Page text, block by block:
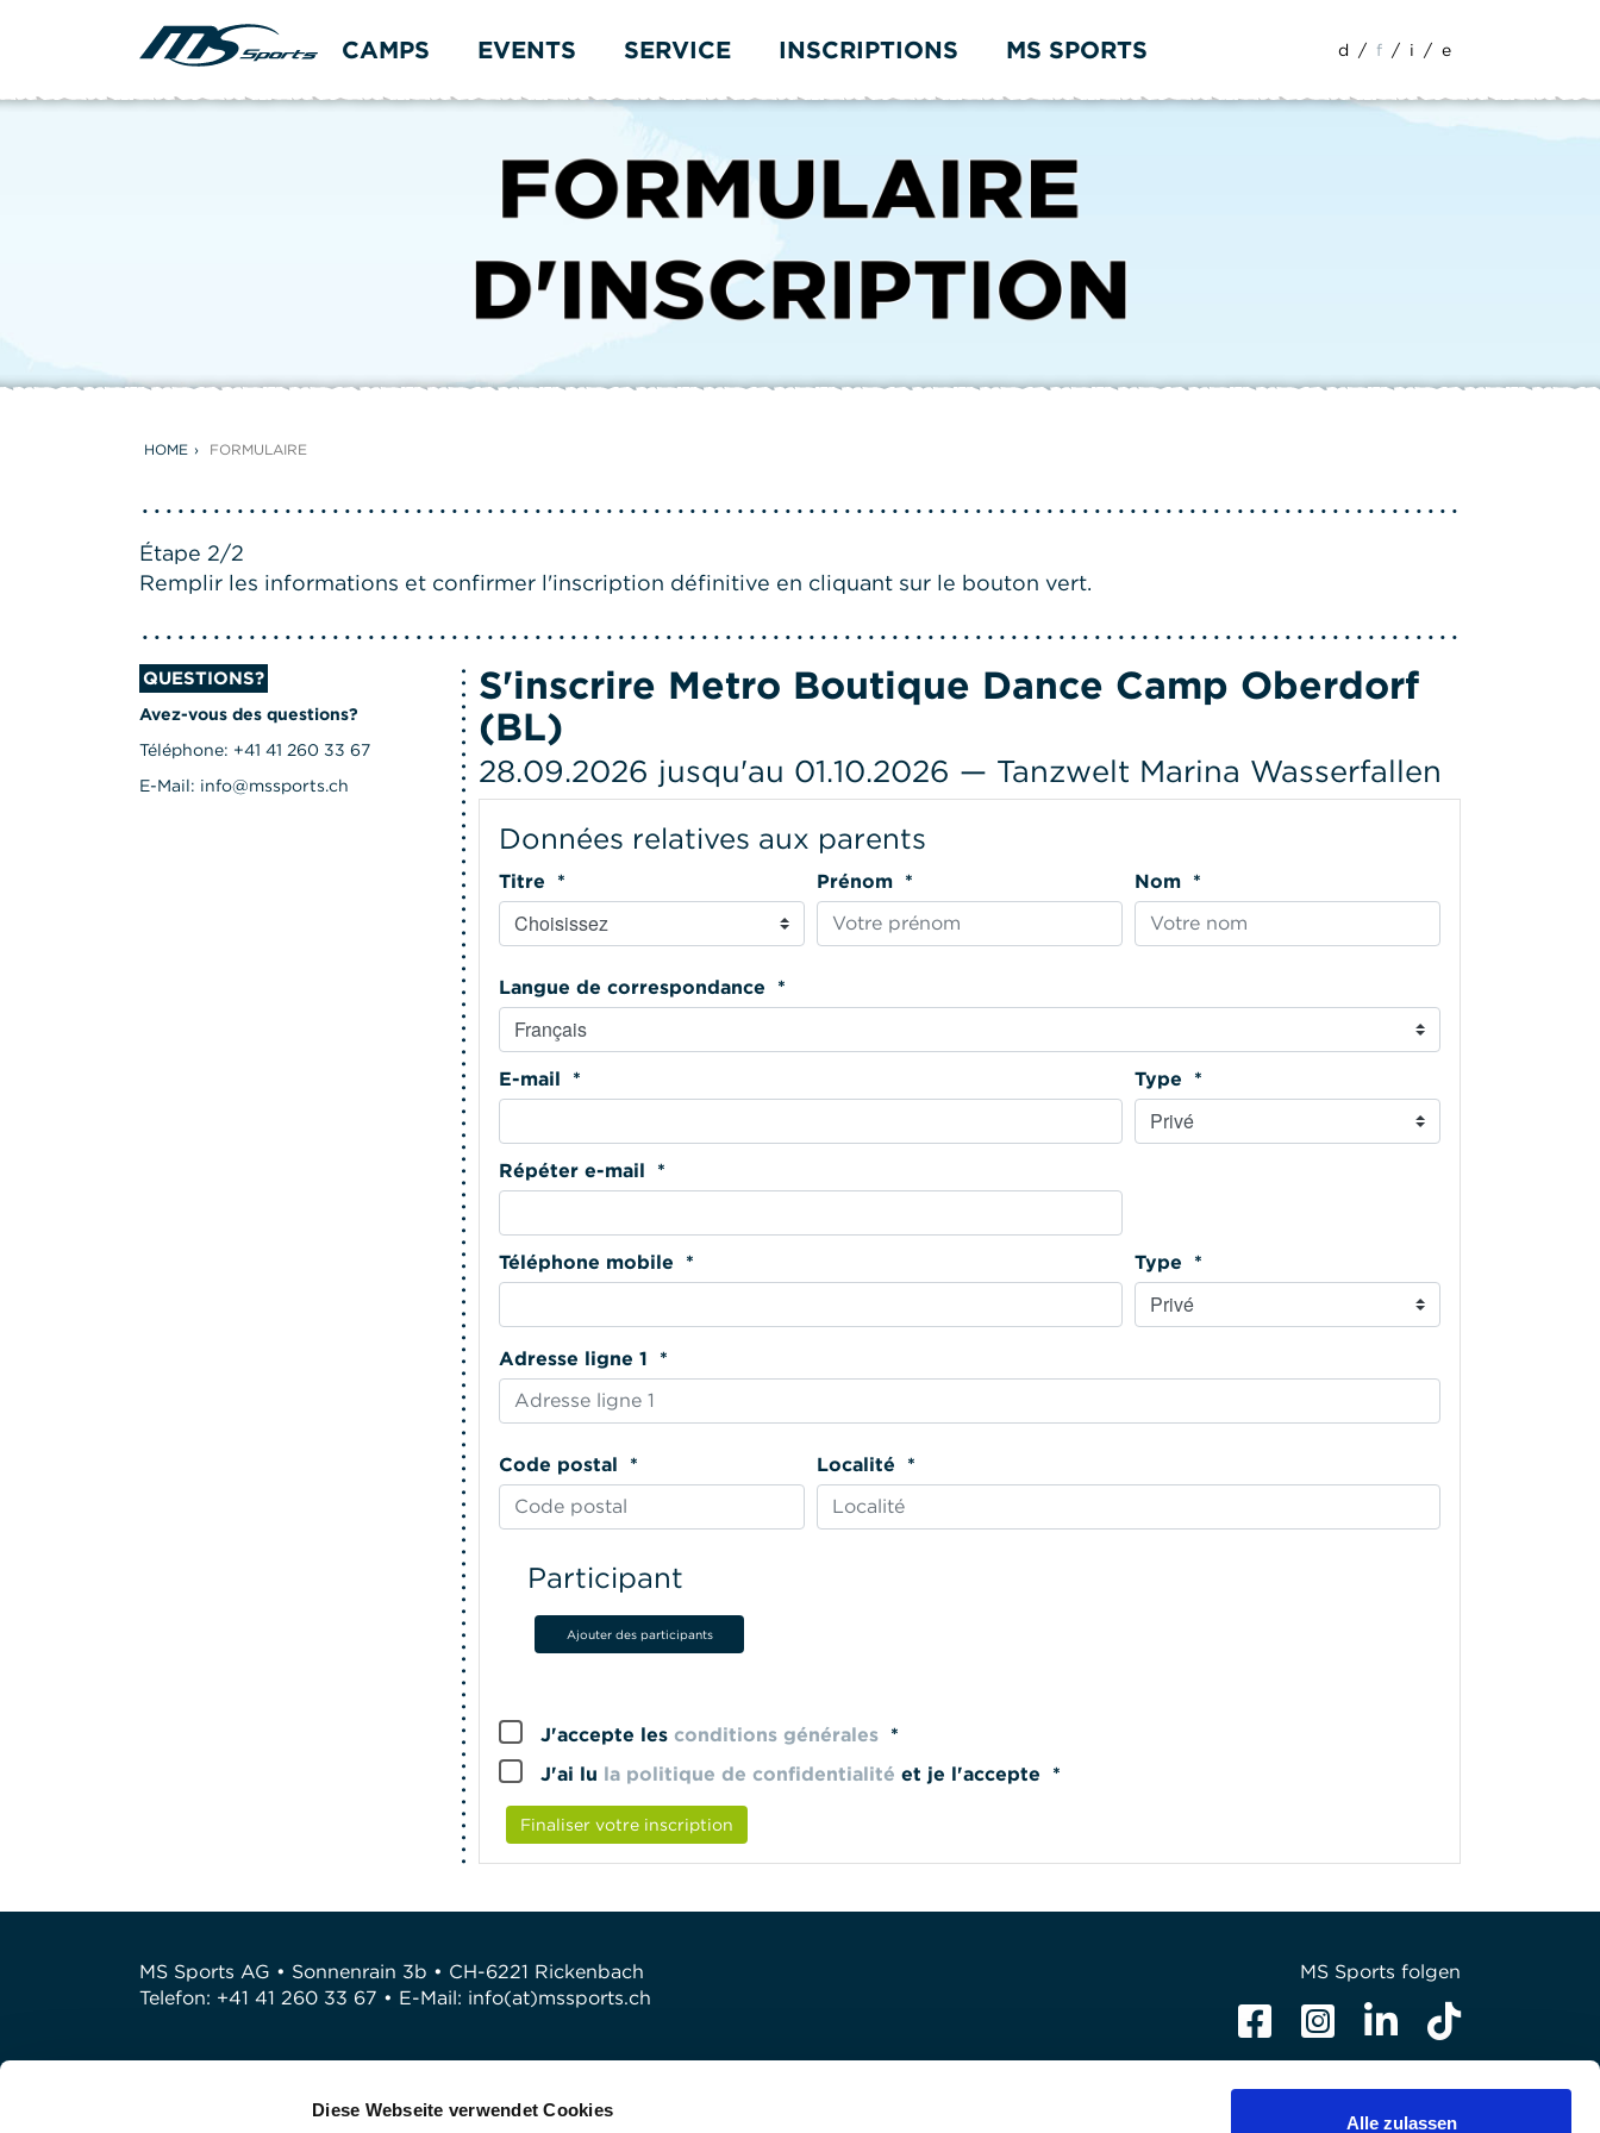
Diese Webseite verwendet Cookies
Alle zulassen
CAMPS EVENTS SERVICE INSCRIPTIONS MS SPORTS d / f / i / e
HOME FORMULAIRE
Étape 2/2
Remplir les informations et confirmer l'inscription définitive en cliquant sur le bouton vert.
S'inscrire Metro Boutique Dance Camp Oberdorf
(BL)
28.09.2026 jusqu'au 01.10.2026 — Tanzwelt Marina Wasserfallen
Données relatives aux parents
Titre * Prénom * Nom *
Langue de correspondance *
E-mail * Type *
Répéter e-mail *
Téléphone mobile * Type *
Adresse ligne 1 *
Code postal * Localité *
Participant
Ajouter des participants
J'accepte les conditions générales *
J'ai lu la politique de confidentialité et je l'accepte *
Finaliser votre inscription
QUESTIONS?
Avez-vous des questions?
Téléphone: +41 41 260 33 67
E-Mail: info@mssports.ch
MS Sports AG • Sonnenrain 3b • CH-6221 Rickenbach
Telefon: +41 41 260 33 67 • E-Mail: info(at)mssports.ch
MS Sports folgen